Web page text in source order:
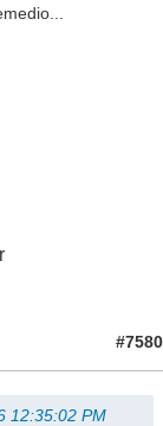
#7580
12:35:02 PM